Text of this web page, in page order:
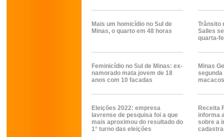
Mais um homicídio no Sul de
Minas, o quarto em 48 horas
Trânsito
Salles
quarta-
Feminicídio no Sul de Minas: ex-
namorado mata jovem de 18
anos com 10 facadas
Minas
Eleições 2022: empresa
lavrense de pesquisa foi a que
mais aproximou do resultado do
1° turno das eleições
Receita
informa
sobre a